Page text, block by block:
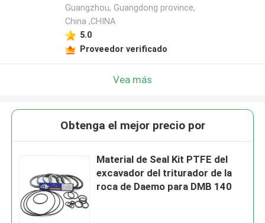
Guangzhou, Guangdong province,
China ,CHINA
5.0
Proveedor verificado
Vea más
Obtenga el mejor precio por
Material de Seal Kit PTFE del
excavador del triturador de la
roca de Daemo para DMB 140